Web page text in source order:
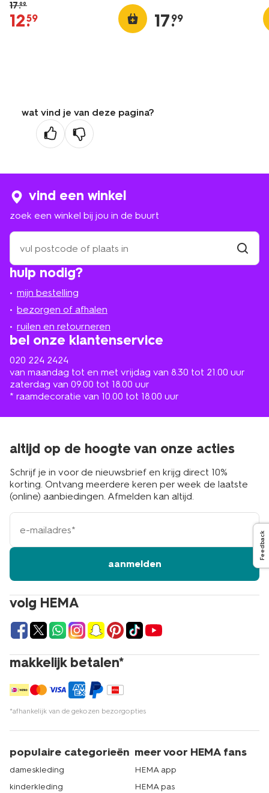
17.99
12.
59 17.
99
wat vind je van deze pagina?
hulp nodig?
mijn bestelling
bezorgen of afhalen
ruilen en retourneren
bel onze klantenservice
020 224 2424
van maandag tot en met vrijdag van 8.30 tot 21.00 uur
zaterdag van 09.00 tot 18.00 uur
* raamdecoratie van 10.00 tot 18.00 uur
vind een winkel
zoek een winkel bij jou in de buurt
zoek
een
winkel
bij
in
de
buurt
volg HEMA
makkelijk betalen*
*afhankelijk van de gekozen bezorgopties
altijd op de hoogte van onze acties
Schrijf je in voor de nieuwsbrief en krijg direct 10%
korting. Ontvang meerdere keren per week de laatste
(online) aanbiedingen. Afmelden kan altijd.
e-
mailadres
aanmelden
populaire categorieën
dameskleding
kinderkleding
meer voor HEMA fans
HEMA app
HEMA pas
Feedback